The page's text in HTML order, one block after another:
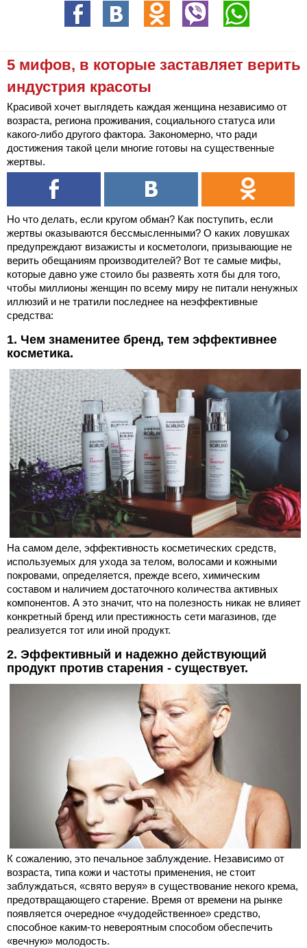
5 мифов, в которые заставляет верить
индустрия красоты
Красивой хочет выглядеть каждая женщина независимо от
возраста, региона проживания, социального статуса или
какого-либо другого фактора. Закономерно, что ради
достижения такой цели многие готовы на существенные
жертвы.
Но что делать, если кругом обман? Как поступить, если
жертвы оказываются бессмысленными? О каких ловушках
предупреждают визажисты и косметологи, призывающие не
верить обещаниям производителей? Вот те самые мифы,
которые давно уже стоило бы развеять хотя бы для того,
чтобы миллионы женщин по всему миру не питали ненужных
иллюзий и не тратили последнее на неэффективные
средства:
1. Чем знаменитее бренд, тем эффективнее
косметика.
На самом деле, эффективность косметических средств,
используемых для ухода за телом, волосами и кожными
покровами, определяется, прежде всего, химическим
составом и наличием достаточного количества активных
компонентов. А это значит, что на полезность никак не влияет
конкретный бренд или престижность сети магазинов, где
реализуется тот или иной продукт.
2. Эффективный и надежно действующий
продукт против старения - существует.
К сожалению, это печальное заблуждение. Независимо от
возраста, типа кожи и частоты применения, не стоит
заблуждаться, «свято веруя» в существование некого крема,
предотвращающего старение. Время от времени на рынке
появляется очередное «чудодейственное» средство,
способное каким-то невероятным способом обеспечить
«вечную» молодость.